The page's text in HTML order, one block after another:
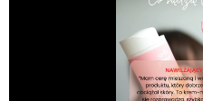
Wizaz Summer Influ School
Mój profil / Zarejestruj się